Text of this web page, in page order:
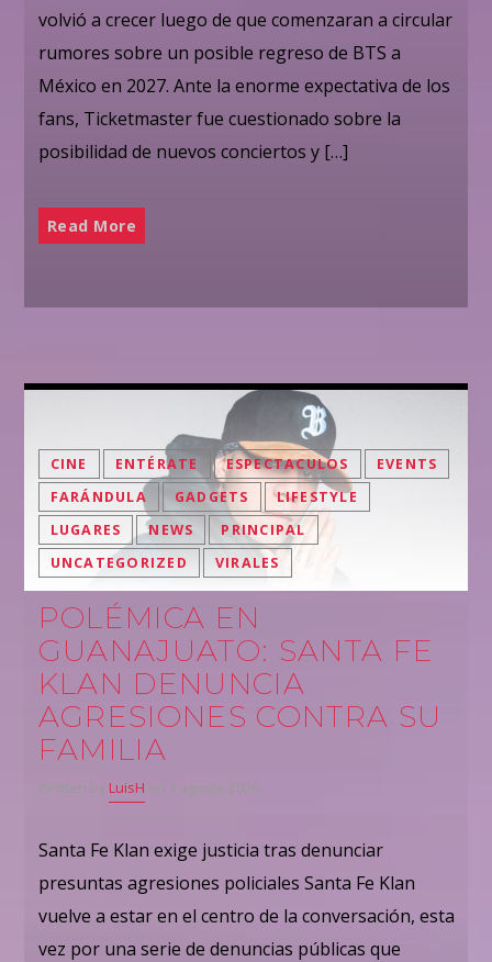
volvió a crecer luego de que comenzaran a circular
rumores sobre un posible regreso de BTS a
México en 2027. Ante la enorme expectativa de los
fans, Ticketmaster fue cuestionado sobre la
posibilidad de nuevos conciertos y […]
Read More
CINE ENTÉRATE ESPECTACULOS
EVENTS
FARÁNDULA
GADGETS
LIFESTYLE
LUGARES
NEWS
PRINCIPAL
UNCATEGORIZED
VIRALES
POLÉMICA EN
GUANAJUATO: SANTA FE
KLAN DENUNCIA
AGRESIONES CONTRA SU
FAMILIA
Written by LuisH on 3 agosto 2026
Santa Fe Klan exige justicia tras denunciar
presuntas agresiones policiales Santa Fe Klan
vuelve a estar en el centro de la conversación, esta
vez por una serie de denuncias públicas que